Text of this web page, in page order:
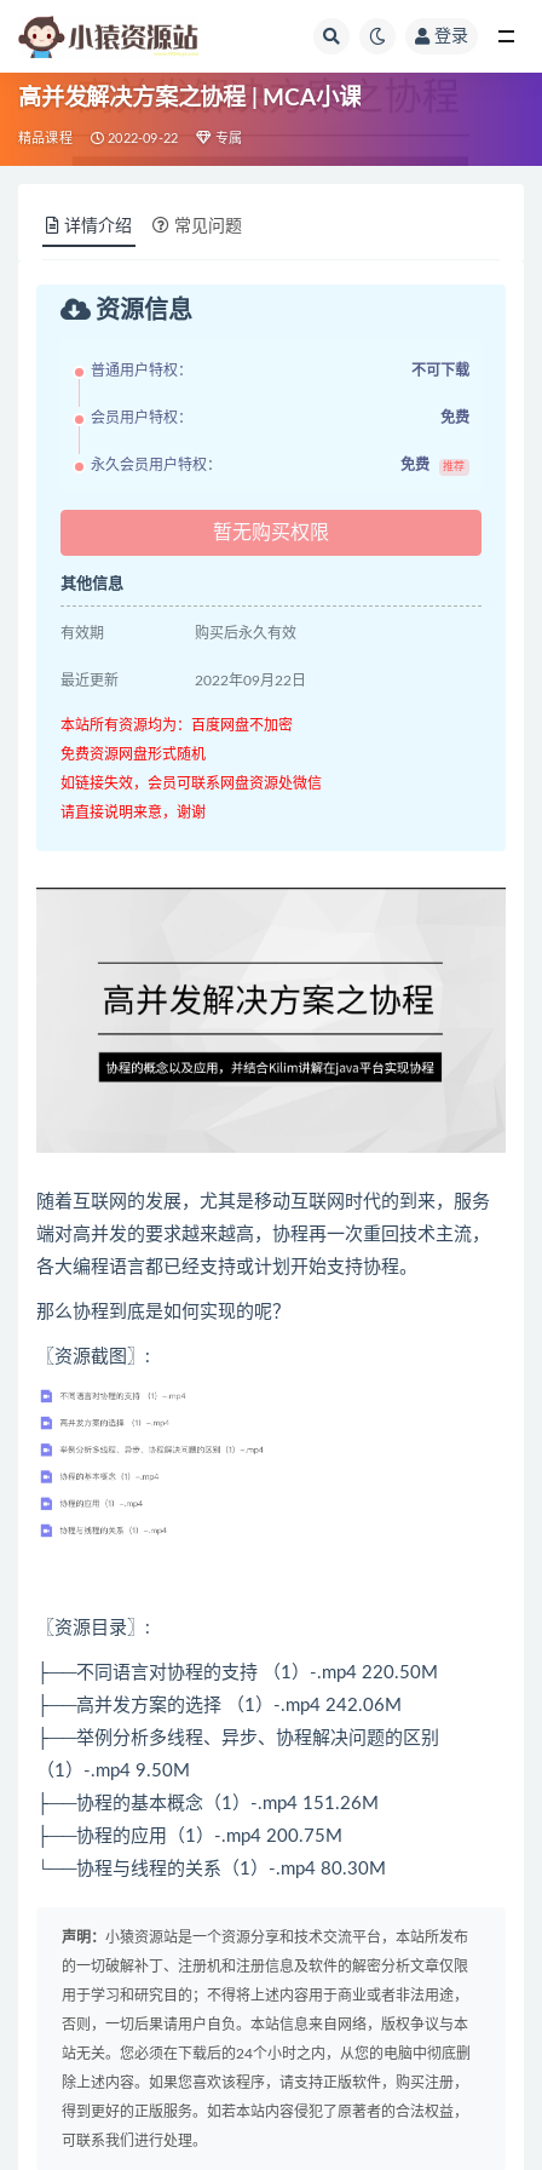
登录
高并发解决方案之协程 | MCA小课
精品课程 2022-09-22 专属
详情介绍 常见问题
资源信息
普通用户特权： 不可下载
会员用户特权： 免费
永久会员用户特权： 免费 推荐
暂无购买权限
其他信息
有效期 购买后永久有效
最近更新 2022年09月22日
本站所有资源均为：百度网盘不加密
免费资源网盘形式随机
如链接失效，会员可联系网盘资源处微信
请直接说明来意，谢谢
随着互联网的发展，尤其是移动互联网时代的到来，服务
端对高并发 的要求越来越高，协程再一次重回技术主流，
各大编程语言都已经支持或计划开始支持协程。
那么协程到底是如何实现的呢？
〖资源截图〗:
〖资源目录〗:
├──不同语言对协程的支持 （1）-.mp4 220.50M
├──高并发方案的选择 （1）-.mp4 242.06M
├──举例分析多线程、异步、协程解决问题的区别
（1）-.mp4 9.50M
├──协程的基本概念（1）-.mp4 151.26M
├──协程的应用（1）-.mp4 200.75M
└──协程与线程的关系（1）-.mp4 80.30M
声明： 小猿资源站是一个资源分享和技术交流平台，本站所发布
的一切破解补丁、注册机和注册信息及软件的解密分析文章仅限
用于学习和研究目的；不得将上述内容用于商业或者非法用途，
否则，一切后果请用户自负。本站信息来自网络，版权争议与本
站无关。您必须在下载后的24个小时之内，从您的电脑中彻底删
除上述内容。如果您喜欢该程序，请支持正版软件，购买注册，
得到更好的正版服务。如若本站内容侵犯了原著者的合法权益，
可联系我们进行处理。